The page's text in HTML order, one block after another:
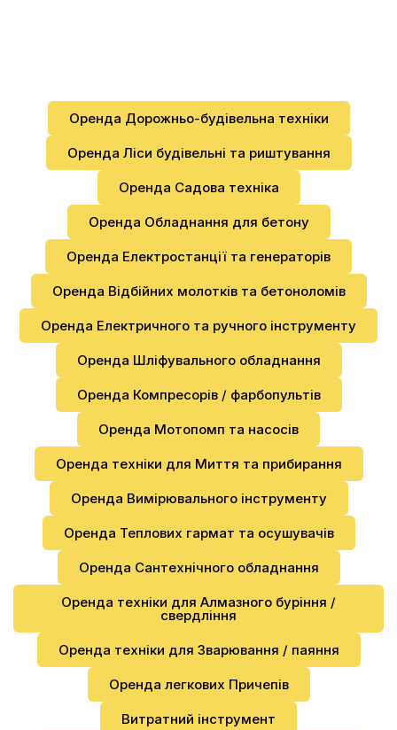
Оренда Дорожньо-будівельна техніки
Оренда Ліси будівельні та риштування
Оренда Садова техніка
Оренда Обладнання для бетону
Оренда Електростанції та генераторів
Оренда Відбійних молотків та бетоноломів
Оренда Електричного та ручного інструменту
Оренда Шліфувального обладнання
Оренда Компресорів / фарбопультів
Оренда Мотопомп та насосів
Оренда техніки для Миття та прибирання
Оренда Вимірювального інструменту
Оренда Теплових гармат та осушувачів
Оренда Сантехнічного обладнання
Оренда техніки для Алмазного буріння /
свердління
Оренда техніки для Зварювання / паяння
Оренда легкових Причепів
Витратний інструмент